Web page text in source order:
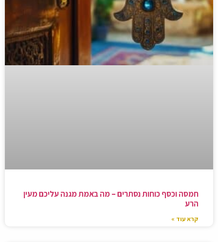
חמסה וכסף כוחות נסתרים – מה באמת מגנה עליכם מעין
קרא עוד »